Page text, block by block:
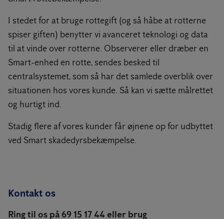
I stedet for at bruge rottegift (og så håbe at rotterne
spiser giften) benytter vi avanceret teknologi og data
til at vinde over rotterne. Observerer eller dræber en
Smart-enhed en rotte, sendes besked til
centralsystemet, som så har det samlede overblik over
situationen hos vores kunde. Så kan vi sætte målrettet
og hurtigt ind.
Stadig flere af vores kunder får øjnene op for udbyttet
ved Smart skadedyrsbekæmpelse.
Kontakt os
Ring til os på 69 15 17 44 eller brug